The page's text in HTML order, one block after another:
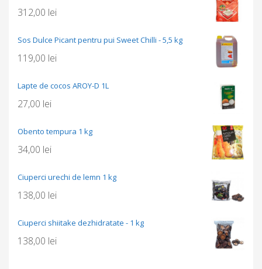
312,00 lei
Sos Dulce Picant pentru pui Sweet Chilli - 5,5 kg
119,00 lei
Lapte de cocos AROY-D 1L
27,00 lei
Obento tempura 1 kg
34,00 lei
Ciuperci urechi de lemn 1 kg
138,00 lei
Ciuperci shiitake dezhidratate - 1 kg
138,00 lei